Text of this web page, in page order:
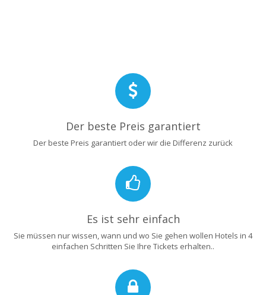
Der beste Preis garantiert
Der beste Preis garantiert oder wir die Differenz zurück
Es ist sehr einfach
Sie müssen nur wissen, wann und wo Sie gehen wollen Hotels in 4
einfachen Schritten Sie Ihre Tickets erhalten..